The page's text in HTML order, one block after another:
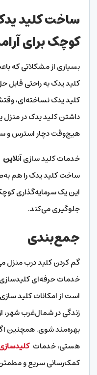
ساخت کلید
کوچک برای
بسیاری از مشکلاتی که
کلید یدک به راحتی قابل
کلید یدک نساخته‌ای،
داشتن کلید یدک در منزل
هیچ‌وقت دچار استرس و
خدمات کلید سازی آنلاین
ساخت کلید یدک را هم
این یک سرمایه‌گذاری
جلوگیری می‌کند.
جمع‌بندی
گم کردن کلید درب منزل
خدمات حرفه‌ای
است از امکانات کلید
زندگی در شمال‌غرب شهر،
بهره‌مند شوی. همچنین
هستی، خدمات
کمک‌رسانی سریع و